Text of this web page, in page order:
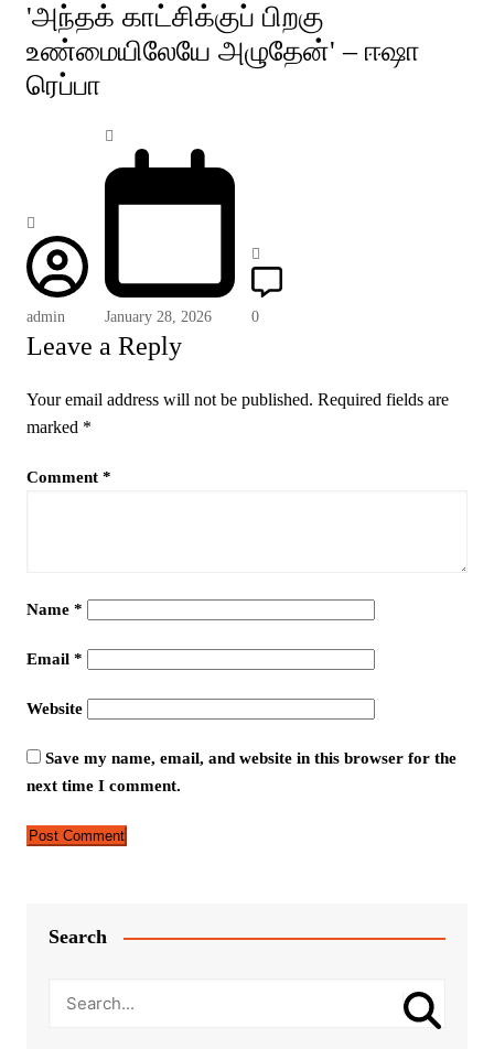
'அந்தக் காட்சிக்குப் பிறகு
உண்மையிலேயே அழுதேன்' – ஈஷா
ரெப்பா
admin January 28, 2026 0
Leave a Reply
Your email address will not be published. Required fields are
marked *
Comment *
Name *
Email *
Website
Save my name, email, and website in this browser for the
next time I comment.
Search